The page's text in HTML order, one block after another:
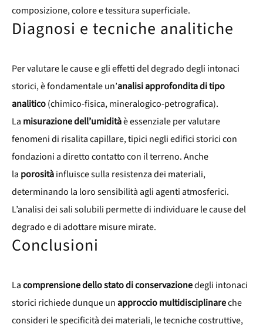
composizione, colore e tessitura superficiale.
Diagnosi e tecniche analitiche
Per valutare le cause e gli effetti del degrado degli intonaci
storici, è fondamentale un’analisi approfondita di tipo
analitico(chimico-fisica, mineralogico-petrografica).
La misurazione dell’umiditàè essenziale per valutare
fenomeni di risalita capillare, tipici negli edifici storici con
fondazioni a diretto contatto con il terreno. Anche
la porositàinfluisce sulla resistenza dei materiali,
determinando la loro sensibilità agli agenti atmosferici.
L’analisi dei sali solubili permette di individuare le cause del
degrado e di adottare misure mirate.
Conclusioni
Lacomprensione dello stato di conservazionedegli intonaci
storici richiede dunque unapproccio multidisciplinareche
consideri le specificità dei materiali, le tecniche costruttive,